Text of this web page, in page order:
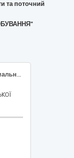
та поточний
ДК 021:2015 45510000-5 Прокат підіймальних кранів із оператором